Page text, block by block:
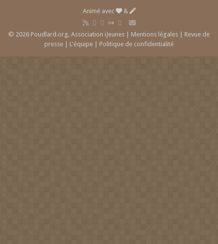
Animé avec &
© 2026 Poudlard.org, Association iJeunes | Mentions légales | Revue de
presse | L'équipe | Politique de confidentialité